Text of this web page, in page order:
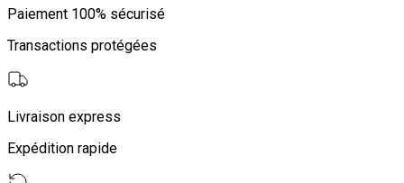
Paiement 100% sécurisé
Transactions protégées
Livraison express
Expédition rapide